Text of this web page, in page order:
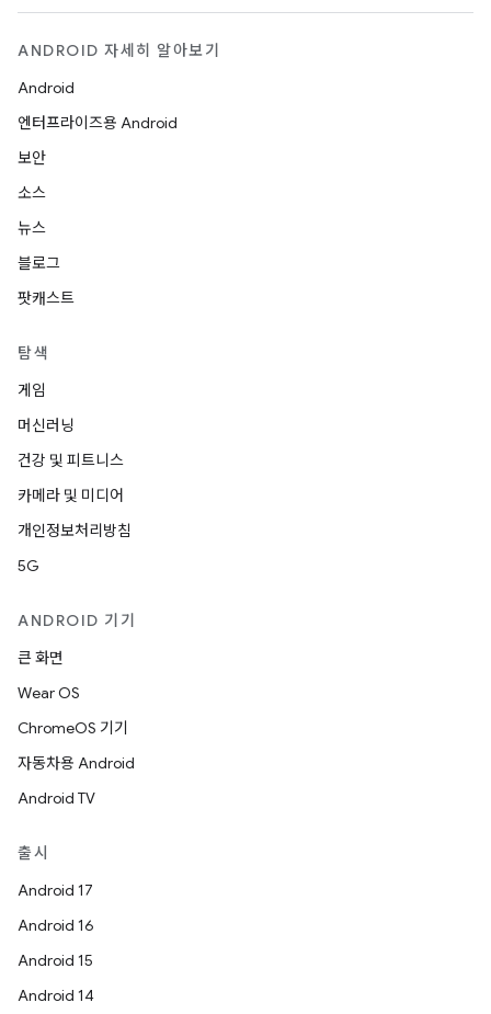
ANDROID 자세히 알아보기
Android
엔터프라이즈용 Android
보안
소스
뉴스
블로그
팟캐스트
탐색
게임
머신러닝
건강 및 피트니스
카메라 및 미디어
개인정보처리방침
5G
ANDROID 기기
큰 화면
Wear OS
ChromeOS 기기
자동차용 Android
Android TV
출시
Android 17
Android 16
Android 15
Android 14